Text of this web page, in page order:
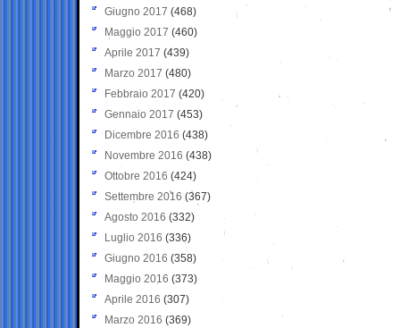
Giugno 2017 (468)
Maggio 2017 (460)
Aprile 2017 (439)
Marzo 2017 (480)
Febbraio 2017 (420)
Gennaio 2017 (453)
Dicembre 2016 (438)
Novembre 2016 (438)
Ottobre 2016 (424)
Settembre 2016 (367)
Agosto 2016 (332)
Luglio 2016 (336)
Giugno 2016 (358)
Maggio 2016 (373)
Aprile 2016 (307)
Marzo 2016 (369)